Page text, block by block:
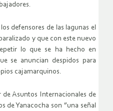
defensores de las lagunas el
y que con este nuevo
lo que se ha hecho en
se anuncian despidos para
cajamarquinos.
Asuntos Internacionales de
de Yanacocha son ”una señal